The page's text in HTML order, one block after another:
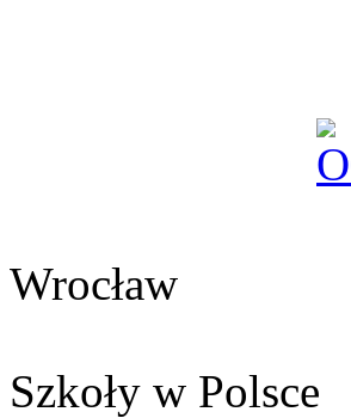
Wrocław
Szkoły w Polsce